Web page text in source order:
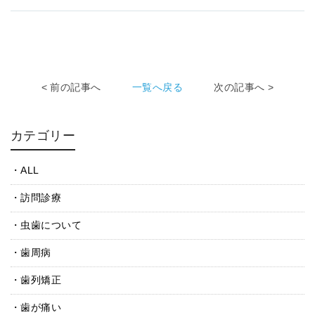
< 前の記事へ 一覧へ戻る 次の記事へ >
カテゴリー
ALL
訪問診療
虫歯について
歯周病
歯列矯正
歯が痛い